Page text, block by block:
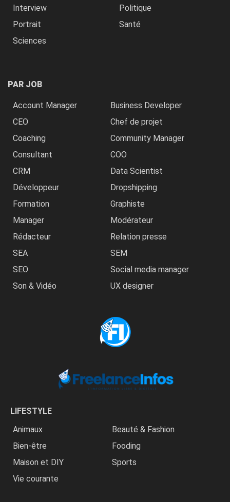
Interview
Politique
Portrait
Santé
Sciences
PAR JOB
Account Manager
Business Developer
CEO
Chef de projet
Coaching
Community Manager
Consultant
COO
CRM
Data Scientist
Développeur
Dropshipping
Formation
Graphiste
Manager
Modérateur
Rédacteur
Relation presse
SEA
SEM
SEO
Social media manager
Son & Vidéo
UX designer
LIFESTYLE
Animaux
Beauté & Fashion
Bien-être
Fooding
Maison et DIY
Sports
Vie courante